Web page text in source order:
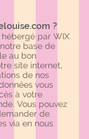
?
par WIX
base de
au bon
site internet,
de nos
vous
à votre
Vous pouvez
de
via en nous